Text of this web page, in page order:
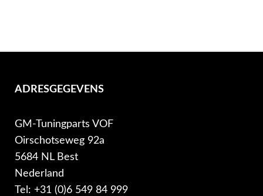
ADRESGEGEVENS
GM-Tuningparts VOF
Oirschotseweg 92a
5684 NL Best
Nederland
Tel: +31 (0)6 549 84 999